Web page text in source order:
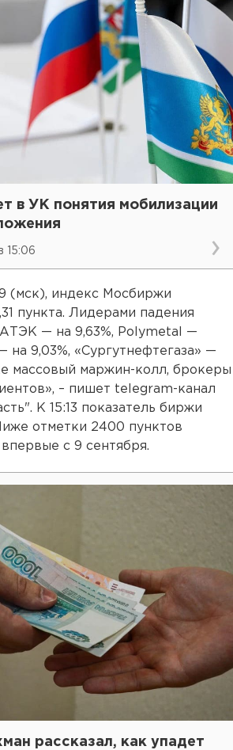
в УК понятия мобилизации
15:06
(мск), индекс Мосбиржи
пункта. Лидерами падения
— на 9,63%, Polymetal —
на 9,03%, «Сургутнефтегаза» —
массовый маржин-колл, брокеры
– пишет telegram-канал
К 15:13 показатель биржи
отметки 2400 пунктов
с 9 сентября.
рассказал, как упадет